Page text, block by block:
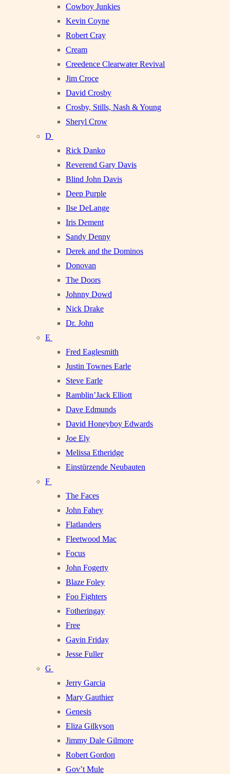
Cowboy Junkies
Kevin Coyne
Robert Cray
Cream
Creedence Clearwater Revival
Jim Croce
David Crosby
Crosby, Stills, Nash & Young
Sheryl Crow
D
Rick Danko
Reverend Gary Davis
Blind John Davis
Deep Purple
Ilse DeLange
Iris Dement
Sandy Denny
Derek and the Dominos
Donovan
The Doors
Johnny Dowd
Nick Drake
Dr. John
E
Fred Eaglesmith
Justin Townes Earle
Steve Earle
Ramblin’Jack Elliott
Dave Edmunds
David Honeyboy Edwards
Joe Ely
Melissa Etheridge
Einstürzende Neubauten
F
The Faces
John Fahey
Flatlanders
Fleetwood Mac
Focus
John Fogerty
Blaze Foley
Foo Fighters
Fotheringay
Free
Gavin Friday
Jesse Fuller
G
Jerry Garcia
Mary Gauthier
Genesis
Eliza Gilkyson
Jimmy Dale Gilmore
Robert Gordon
Gov’t Mule